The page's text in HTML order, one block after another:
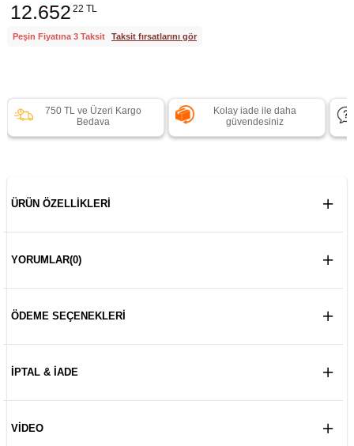
12.652 22 TL
Peşin Fiyatına 3 Taksit Taksit fırsatlarını gör
750 TL ve Üzeri Kargo
Bedava
Kolay iade ile daha
güvendesiniz
ÜRÜN ÖZELLIKLERI
YORUMLAR(0)
ÖDEME SEÇENEKLERI
İPTAL & İADE
VIDEO